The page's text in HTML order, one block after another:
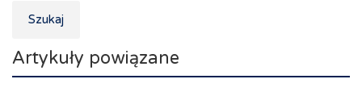
Szukaj
Artykuły powiązane